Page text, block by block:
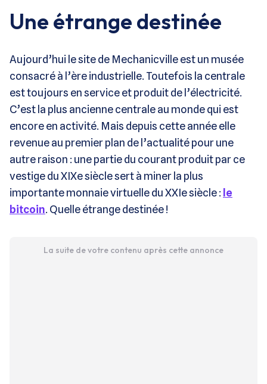
Une étrange destinée
Aujourd’hui le site de Mechanicville est un musée
consacré à l’ère industrielle. Toutefois la centrale
est toujours en service et produit de l’électricité.
C’est la plus ancienne centrale au monde qui est
encore en activité. Mais depuis cette année elle
revenue au premier plan de l’actualité pour une
autre raison : une partie du courant produit par ce
vestige du XIXe siècle sert à miner la plus
importante monnaie virtuelle du XXIe siècle : le
bitcoin. Quelle étrange destinée !
La suite de votre contenu après cette annonce